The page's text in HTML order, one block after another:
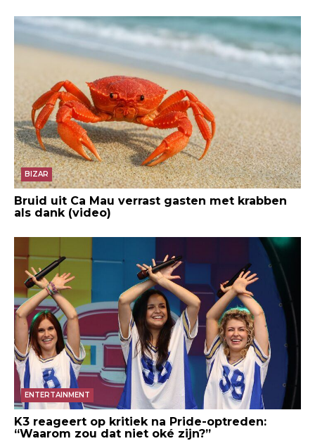
BIZAR
Bruid uit Ca Mau verrast gasten met krabben
als dank (video)
ENTERTAINMENT
K3 reageert op kritiek na Pride-optreden:
“Waarom zou dat niet oké zijn?”